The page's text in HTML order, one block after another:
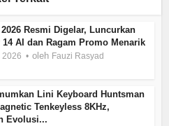
Resmi Digelar, Luncurkan
AI dan Ragam Promo Menarik
2026 oleh Fauzi Rasyad
Lini Keyboard Huntsman
Tenkeyless 8KHz,
Evolusi...